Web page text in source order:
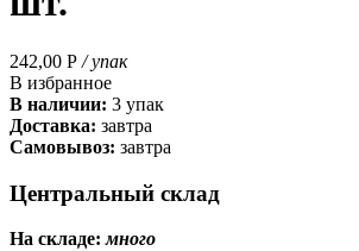
242,00 Р / упак
В избранное
В наличии: 3 упак
Доставка: завтра
Самовывоз: завтра
Центральный склад
На складе:много